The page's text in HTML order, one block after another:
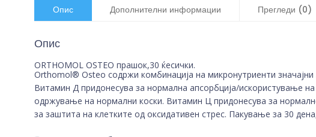
Опис Дополнителни информации Прегледи (0)
Опис
ORTHOMOL OSTEO прашок,30 ќесички.
Orthomol® Osteo содржи комбинација на микронутриенти
Витамин Д придонесува за нормална апсорбција/искористување
одржување на нормални коски. Витамин Ц придонесува за
за заштита на клетките од оксидативен стрес. Пакување за 30